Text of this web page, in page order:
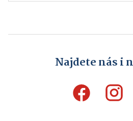
Najdete nás i